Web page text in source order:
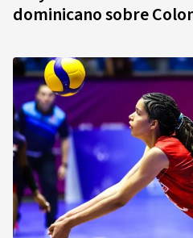
dominicano sobre